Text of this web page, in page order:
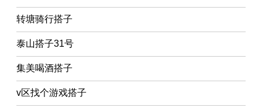
转塘骑行搭子
泰山搭子31号
集美喝酒搭子
v区找个游戏搭子